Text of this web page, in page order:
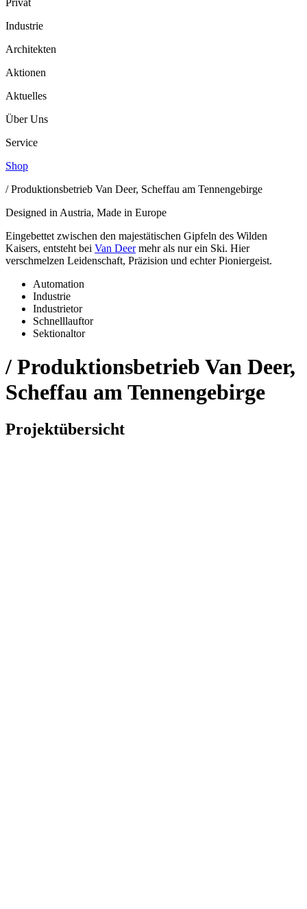
Privat
Industrie
Architekten
Aktionen
Aktuelles
Über Uns
Service
Shop
/ Produktionsbetrieb Van Deer, Scheffau am Tennengebirge
Designed in Austria, Made in Europe
Eingebettet zwischen den majestätischen Gipfeln des Wilden
Kaisers, entsteht bei Van Deermehr als nur ein Ski. Hier
verschmelzen Leidenschaft, Präzision und echter Pioniergeist.
Automation
Industrie
Industrietor
Schnelllauftor
Sektionaltor
/ Produktionsbetrieb Van Deer,
Scheffau am Tennengebirge
Projektübersicht